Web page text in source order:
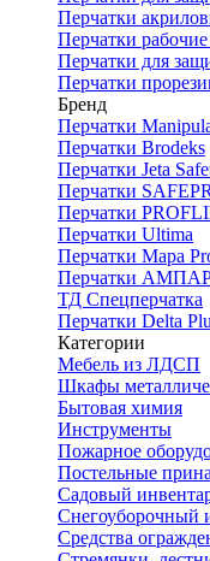
Перчатки
Перчатки
Перчатки для
Перчатки
Бренд
Перчатки
Перчатки Brodeks
Перчатки Jeta
Перчатки
Перчатки
Перчатки Ultima
Перчатки Мара
Перчатки
ТД Спецперчатка
Перчатки Delta
Категории
Мебель из ЛДСП
Шкафы
Бытовая химия
Инструменты
Пожарное
Постельные
Садовый
Снегоуборочный
Средства